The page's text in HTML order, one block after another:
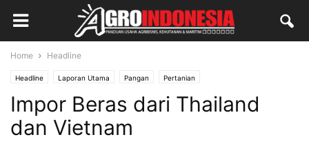
Home Headline
Headline Laporan Utama Pangan Pertanian
Impor Beras dari Thailand
dan Vietnam